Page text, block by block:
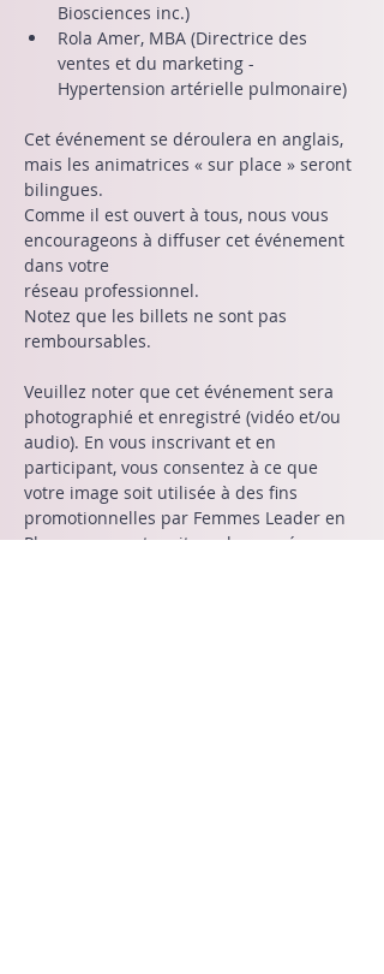
Biosciences inc.)
Rola Amer, MBA (Directrice des
ventes et du marketing -
Hypertension artérielle pulmonaire)
Cet événement se déroulera en anglais,
mais les animatrices « sur place » seront
bilingues.
Comme il est ouvert à tous, nous vous
encourageons à diffuser cet événement
dans votre
réseau professionnel.
Notez que les billets ne sont pas
remboursables.
Veuillez noter que cet événement sera
photographié et enregistré (vidéo et/ou
audio). En vous inscrivant et en
participant, vous consentez à ce que
votre image soit utilisée à des fins
promotionnelles par Femmes Leader en
Pharma sur notre site web, nos réseaux